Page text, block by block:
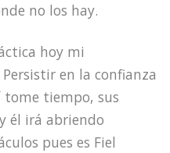
no los hay.
hoy mi
en la confianza
tome tiempo, sus
él irá abriendo
pues es Fiel